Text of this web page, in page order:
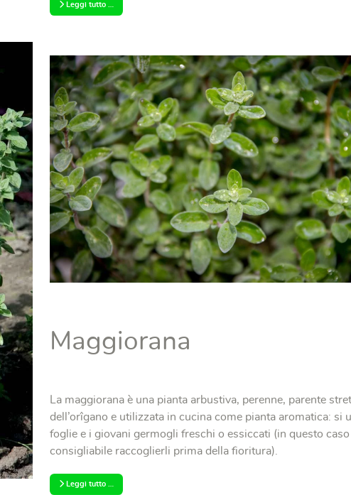
Leggi tutto …
Maggiorana
La maggiorana è una pianta arbustiva, perenne, parente
dell’orîgano e utilizzata in cucina come pianta aromatica: si
foglie e i giovani germogli freschi o essiccati (in questo caso
consigliabile raccoglierli prima della fioritura).
Leggi tutto …